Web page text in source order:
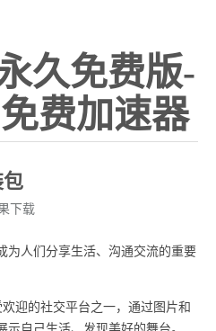
久免费版-
费加速器
下载
人们分享生活、沟通交流的重要
的社交平台之一，通过图片和
自己生活、发现美好的舞台。